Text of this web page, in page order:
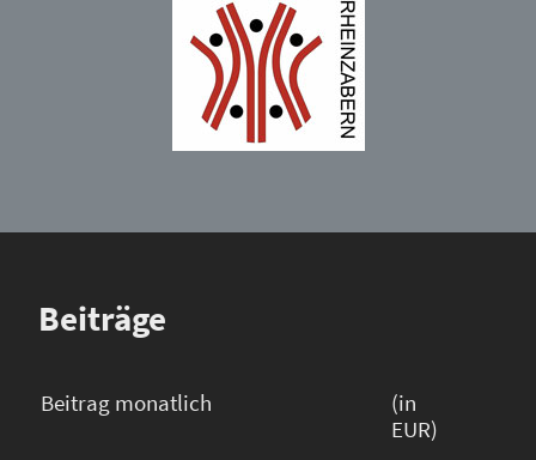
Beiträge
Beitrag monatlich
(in
EUR)